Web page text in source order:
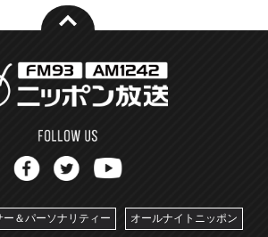
ー＆パーソナリティー オールナイトニッポン